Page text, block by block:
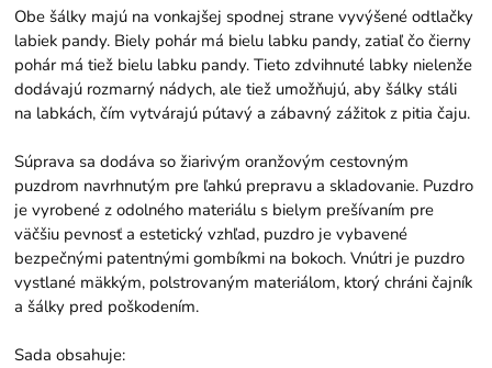
Obe šálky majú na vonkajšej spodnej strane vyvýšené odtlačky
labiek pandy. Biely pohár má bielu labku pandy, zatiaľ čo čierny
pohár má tiež bielu labku pandy. Tieto zdvihnuté labky nielenže
dodávajú rozmarný nádych, ale tiež umožňujú, aby šálky stáli
na labkách, čím vytvárajú pútavý a zábavný zážitok z pitia čaju.
Súprava sa dodáva so žiarivým oranžovým cestovným
puzdrom navrhnutým pre ľahkú prepravu a skladovanie. Puzdro
je vyrobené z odolného materiálu s bielym prešívaním pre
väčšiu pevnosť a estetický vzhľad, puzdro je vybavené
bezpečnými patentnými gombíkmi na bokoch. Vnútri je puzdro
vystlané mäkkým, polstrovaným materiálom, ktorý chráni čajník
a šálky pred poškodením.
Sada obsahuje: